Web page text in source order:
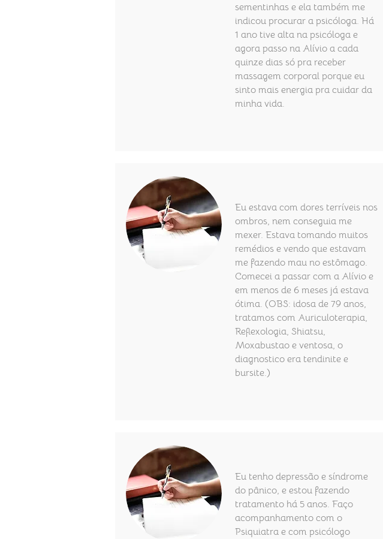
sementinhas e ela também me
indicou procurar a psicóloga. Há
1 ano tive alta na psicóloga e
agora passo na Alívio a cada
quinze dias só pra receber
massagem corporal porque eu
sinto mais energia pra cuidar da
minha vida.
Eu estava com dores terríveis nos
ombros, nem conseguia me
mexer. Estava tomando muitos
remédios e vendo que estavam
me fazendo mau no estômago.
Comecei a passar com a Alívio e
em menos de 6 meses já estava
ótima. (OBS: idosa de 79 anos,
tratamos com Auriculoterapia,
Reflexologia, Shiatsu,
Moxabustao e ventosa, o
diagnostico era tendinite e
bursite.)
Eu tenho depressão e síndrome
do pânico, e estou fazendo
tratamento há 5 anos. Faço
acompanhamento com o
Psiquiatra e com psicólogo